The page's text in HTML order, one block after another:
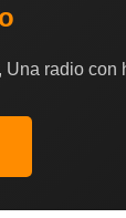
Una radio con